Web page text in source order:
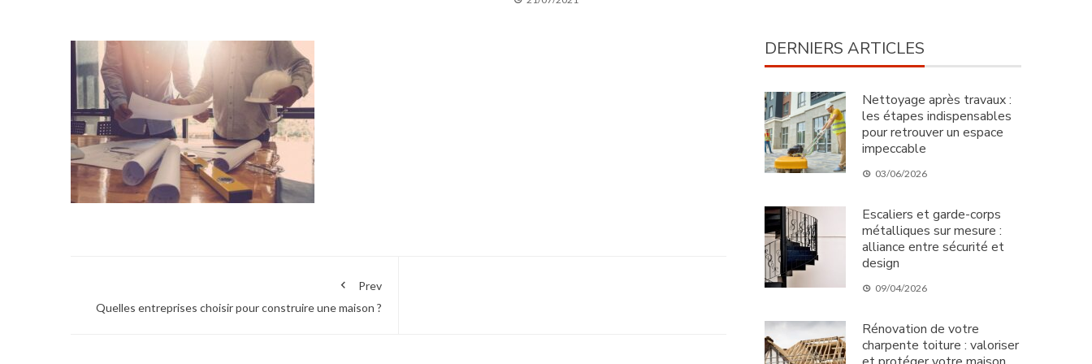
Prev
Quelles entreprises choisir pour construire une maison ?
DERNIERS ARTICLES
Nettoyage après travaux :
les étapes indispensables
pour retrouver un espace
impeccable
03/06/2026
Escaliers et garde-corps
métalliques sur mesure :
alliance entre sécurité et
design
09/04/2026
Rénovation de votre
charpente toiture : valoriser